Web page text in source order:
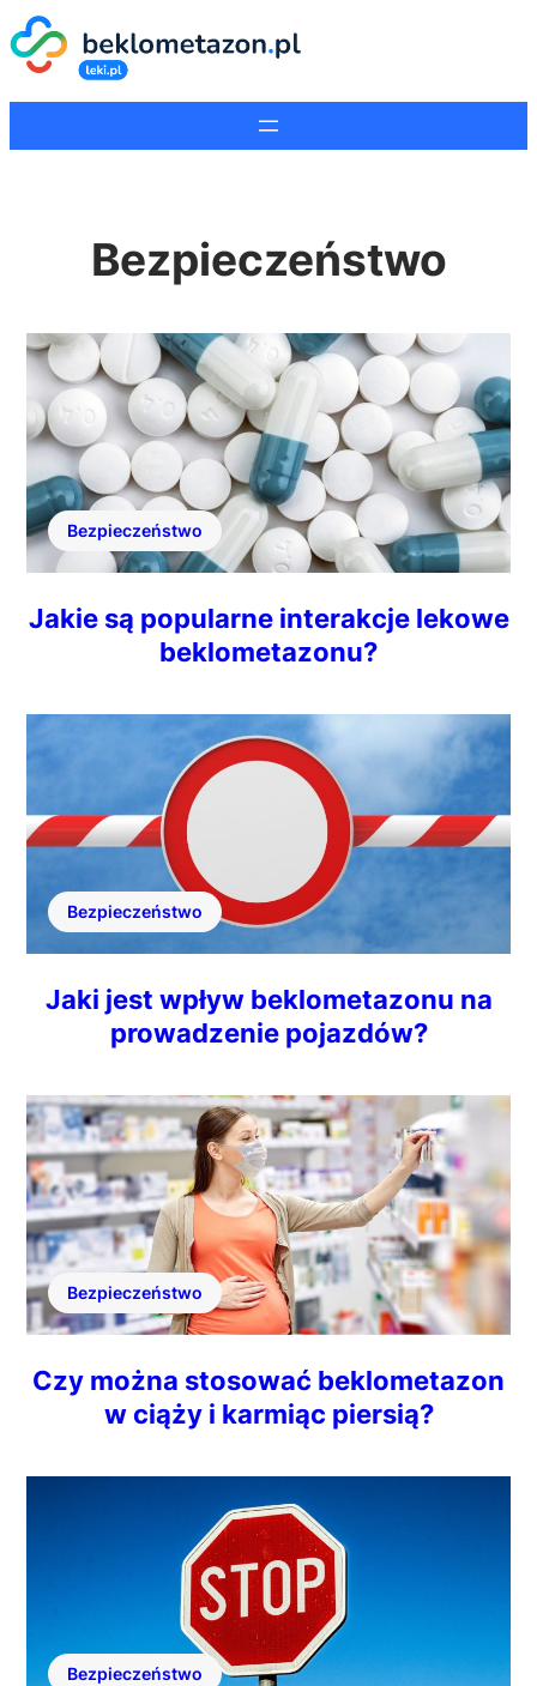
Bezpieczeństwo
Bezpieczeństwo
Jakie są popularne interakcje lekowe
beklometazonu?
Bezpieczeństwo
Jaki jest wpływ beklometazonu na
prowadzenie pojazdów?
Bezpieczeństwo
Czy można stosować beklometazon
w ciąży i karmiąc piersią?
Bezpieczeństwo